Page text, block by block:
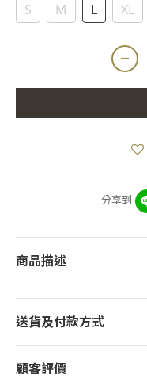
S M L XL
分享到
商品描述
送貨及付款方式
顧客評價